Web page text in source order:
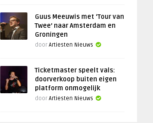
Guus Meeuwis met ‘Tour van
Twee’ naar Amsterdam en
Groningen
door Artiesten Nieuws
Ticketmaster speelt vals:
doorverkoop buiten eigen
platform onmogelijk
door Artiesten Nieuws